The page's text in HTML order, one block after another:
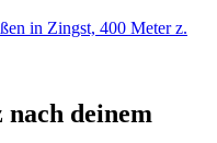
in Zingst, 400 Meter z.
deinem